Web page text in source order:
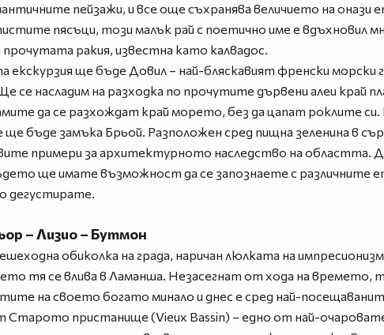
пейзажи, и все още съхранява величието на онази
пясъци, този малък рай с поетично име е вдъхновил
прочутата ракия, известна като калвадос.
ще бъде Довил – най-бляскавият френски морски
насладим на разходка по прочутите дървени алеи край
да се разхождат край морето, без да цапат роклите
бъде замъка Брьой. Разположен сред пищна зеленина в
примери за архитектурното наследство на областта.
ще имате възможност да се запознаете с различните
дегустирате.
– Лизио – Бутмон
обиколка на града, наричан люлката на
тя се влива в Ламанша. Незасегнат от хода на времето,
на своето богато минало и днес е сред най-
пристанище (Vieux Bassin) – едно от най-